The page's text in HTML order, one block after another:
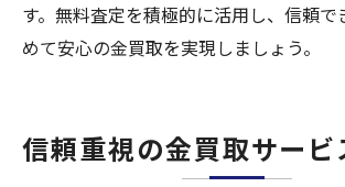
す。無料査定を積極的に活用し、信頼で
めて安心の金買取を実現しましょう。
信頼重視の金買取サービ